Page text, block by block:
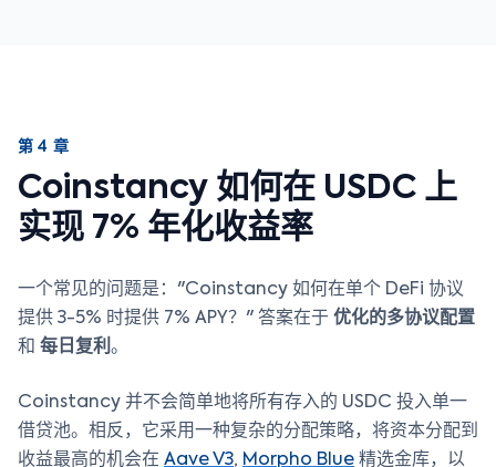
第 4 章
Coinstancy 如何在 USDC 上
实现 7% 年化收益率
一个常见的问题是："Coinstancy 如何在单个 DeFi 协议
提供 3-5% 时提供 7% APY？" 答案在于 优化的多协议配置
和 每日复利 。
Coinstancy 并不会简单地将所有存入的 USDC 投入单一
借贷池。相反，它采用一种复杂的分配策略，将资本分配到
收益最高的机会在 Aave V3, Morpho Blue 精选金库，以